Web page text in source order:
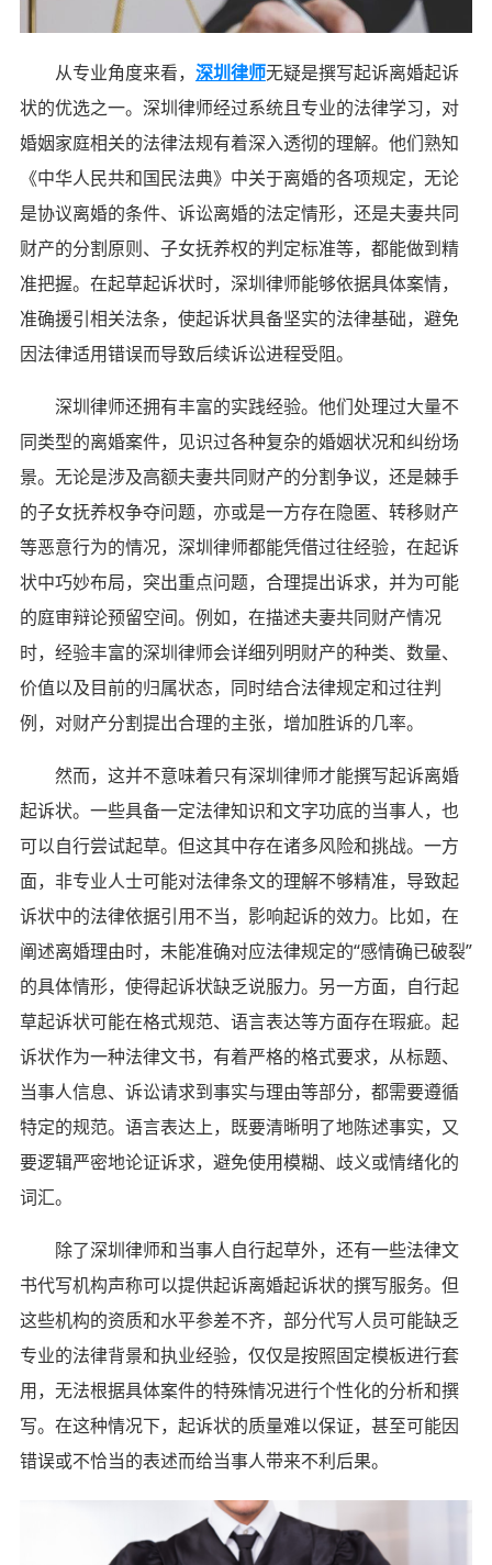
从专业角度来看， 深圳律师无疑是撰写起诉离婚起诉
状的优选之一。深圳律师经过系统且专业的法律学习，对
婚姻家庭相关的法律法规有着深入透彻的理解。他们熟知
《中华人民共和国民法典》中关于离婚的各项规定，无论
是协议离婚的条件、诉讼离婚的法定情形，还是夫妻共同
财产的分割原则、子女抚养权的判定标准等，都能做到精
准把握。在起草起诉状时，深圳律师能够依据具体案情，
准确援引相关法条，使起诉状具备坚实的法律基础，避免
因法律适用错误而导致后续诉讼进程受阻。
深圳律师还拥有丰富的实践经验。他们处理过大量不
同类型的离婚案件，见识过各种复杂的婚姻状况和纠纷场
景。无论是涉及高额夫妻共同财产的分割争议，还是棘手
的子女抚养权争夺问题，亦或是一方存在隐匿、转移财产
等恶意行为的情况，深圳律师都能凭借过往经验，在起诉
状中巧妙布局，突出重点问题，合理提出诉求，并为可能
的庭审辩论预留空间。例如，在描述夫妻共同财产情况
时，经验丰富的深圳律师会详细列明财产的种类、数量、
价值以及目前的归属状态，同时结合法律规定和过往判
例，对财产分割提出合理的主张，增加胜诉的几率。
然而，这并不意味着只有深圳律师才能撰写起诉离婚
起诉状。一些具备一定法律知识和文字功底的当事人，也
可以自行尝试起草。但这其中存在诸多风险和挑战。一方
面，非专业人士可能对法律条文的理解不够精准，导致起
诉状中的法律依据引用不当，影响起诉的效力。比如，在
阐述离婚理由时，未能准确对应法律规定的“感情确已破裂”
的具体情形，使得起诉状缺乏说服力。另一方面，自行起
草起诉状可能在格式规范、语言表达等方面存在瑕疵。起
诉状作为一种法律文书，有着严格的格式要求，从标题、
当事人信息、诉讼请求到事实与理由等部分，都需要遵循
特定的规范。语言表达上，既要清晰明了地陈述事实，又
要逻辑严密地论证诉求，避免使用模糊、歧义或情绪化的
词汇。
除了深圳律师和当事人自行起草外，还有一些法律文
书代写机构声称可以提供起诉离婚起诉状的撰写服务。但
这些机构的资质和水平参差不齐，部分代写人员可能缺乏
专业的法律背景和执业经验，仅仅是按照固定模板进行套
用，无法根据具体案件的特殊情况进行个性化的分析和撰
写。在这种情况下，起诉状的质量难以保证，甚至可能因
错误或不恰当的表述而给当事人带来不利后果。